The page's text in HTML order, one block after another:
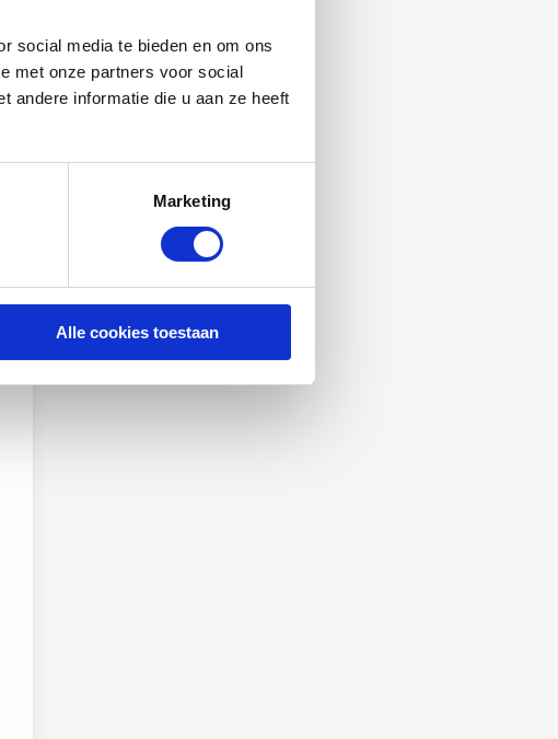
social media te bieden en om ons
met onze partners voor social
andere informatie die u aan ze heeft
Marketing
Alle cookies toestaan